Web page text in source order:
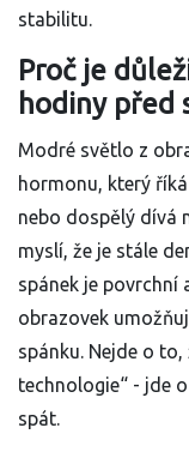
stabilitu.
Proč je
hodiny před
Modré světlo z
hormonu, který
nebo dospělý dívá
myslí, že je stále
spánek je povrchní
obrazovek
spánku. Nejde o
technologie“ - jde
spát.